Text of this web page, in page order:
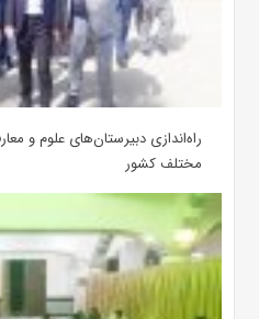
‌راه‌اندازی دبیرستان‌های علوم و
مختلف کشور